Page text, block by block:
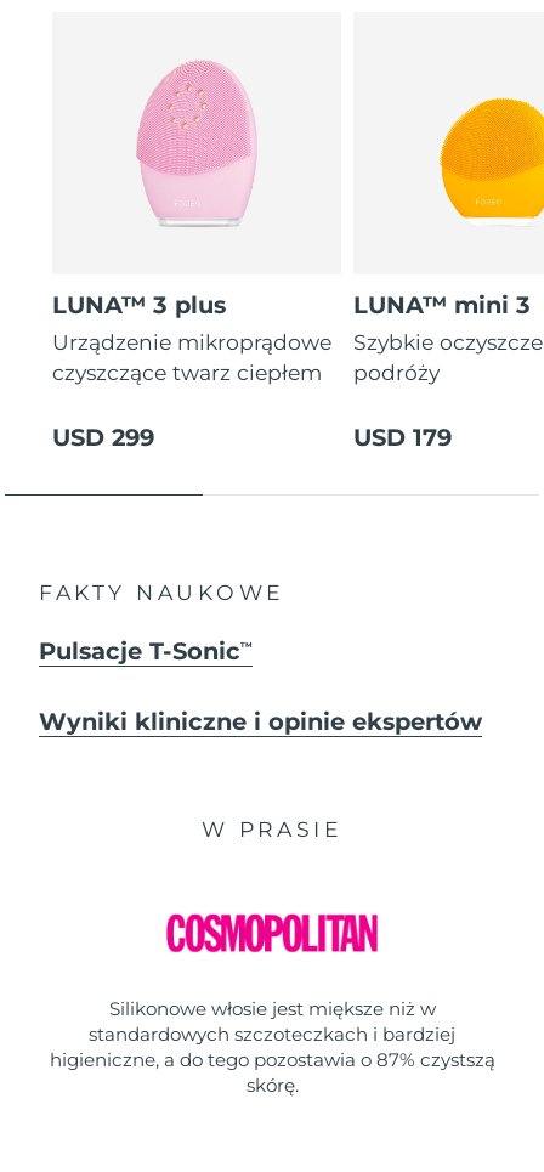
LUNA™ 3 plus
Urządzenie mikroprądowe
czyszczące twarz ciepłem
USD 299
LUNA™ mini 3
Szybkie
podróży
USD 179
FAKTY NAUKOWE
Pulsacje T-SonicTM
Wyniki kliniczne i opinie ekspertów
W PRASIE
Silikonowe włosie jest miększe niż w
standardowych szczoteczkach i bardziej
higieniczne, a do tego pozostawia o 87% czystszą
skórę.